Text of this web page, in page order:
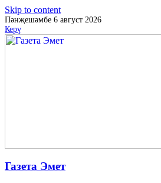
Skip to content
Пәнҗешәмбе 6 август 2026
Керү
Газета Эмет